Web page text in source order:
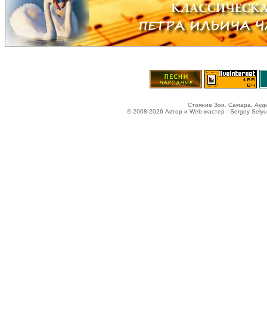
Стояние Зои. Самара.
© 2008-2026 Автор и Web-мастер - Sergey